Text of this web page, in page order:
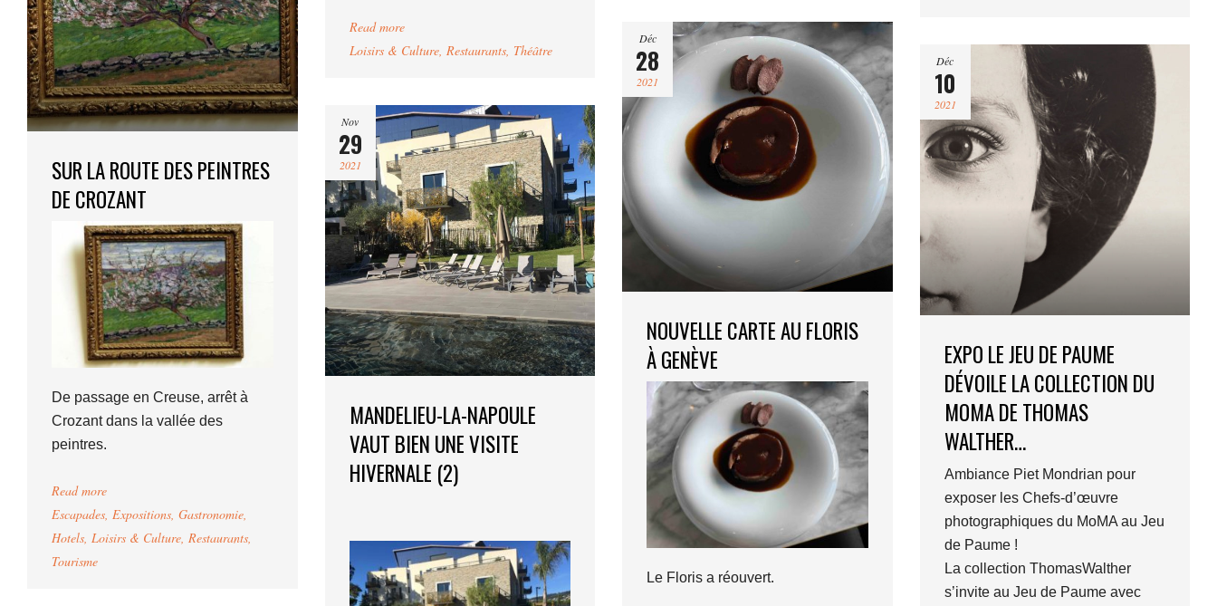
Read more
Loisirs & Culture, Restaurants, Théâtre
SUR LA ROUTE DES PEINTRES
DE CROZANT
De passage en Creuse, arrêt à
Crozant dans la vallée des
peintres.
Read more
Escapades Expositions Gastronomie
Hotels Loisirs & Culture Restaurants
Tourisme
Déc
28
2021
NOUVELLE CARTE AU FLORIS
À GENÈVE
Le Floris a réouvert.
Déc
10
2021
EXPO LE JEU DE PAUME
DÉVOILE LA COLLECTION DU
MOMA DE THOMAS
WALTHER…
Ambiance Piet Mondrian pour
exposer les Chefs-d’œuvre
photographiques du MoMA au Jeu
de Paume !
La collection ThomasWalther
s’invite au Jeu de Paume avec
Nov
29
2021
MANDELIEU-LA-NAPOULE
VAUT BIEN UNE VISITE
HIVERNALE (2)